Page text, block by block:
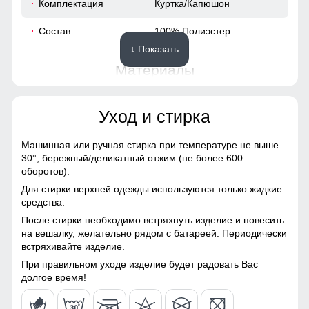
обеспечивает дополнительное тепло и комфорт в
подкладки, обладает хорошими теплоизоляционными
качествами, а также легкостью и прочностью. Внутренние
карманы достаточно вместительные, что позволяет
удобно хранить различные мелочи, такие как телефон,
стильной, но и практичной для повседневного
54 (XXL)
85
Комплектация Куртка/Капюшон
Состав 100% Полиэстер
Материалы
Плащевка, Полиэстер,
Тефлон
Материал подкладки 100% Полиэстер
воротника
Фактура материала Плотная
Конструктивные особенности
Покрой Прямой/Свободный
↓ Показать
Уход и стирка
Машинная или ручная стирка при температуре не выше
30°, бережный/деликатный отжим (не более 600
оборотов).
Для стирки верхней одежды используются только жидкие
средства.
После стирки необходимо встряхнуть изделие и повесить
на вешалку, желательно рядом с батареей. Периодически
встряхивайте изделие.
При правильном уходе изделие будет радовать Вас
долгое время!